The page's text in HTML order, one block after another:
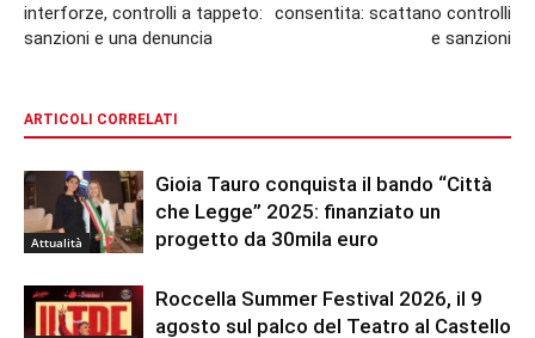
interforze, controlli a tappeto:
sanzioni e una denuncia
consentita: scattano controlli
e sanzioni
ARTICOLI CORRELATI
Attualità
Gioia Tauro conquista il bando “Città
che Legge” 2025: finanziato un
progetto da 30mila euro
Roccella Summer Festival 2026, il 9
agosto sul palco del Teatro al Castello